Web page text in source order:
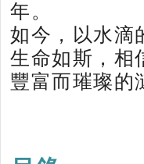
年。
如今，以水滴
生命如斯，相
豐富而璀璨的